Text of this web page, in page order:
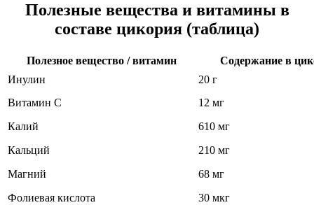
Полезные вещества и витамины в
составе цикория (таблица)
Полезное вещество / витамин
Содержание в
Инулин
20 г
Витамин С
12 мг
Калий
610 мг
Кальций
210 мг
Магний
68 мг
Фолиевая кислота
30 мкг